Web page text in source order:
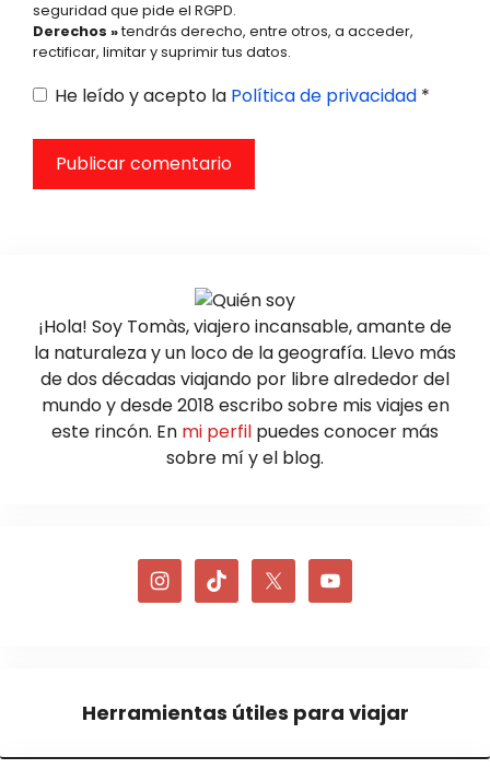
seguridad que pide el RGPD.
Derechos »tendrás derecho, entre otros, a acceder,
rectificar, limitar y suprimir tus datos.
He leído y acepto la Política de privacidad *
¡Hola! Soy Tomàs, viajero incansable, amante de
la naturaleza y un loco de la geografía. Llevo más
de dos décadas viajando por libre alrededor del
mundo y desde 2018 escribo sobre mis viajes en
este rincón. En mi perfil puedes conocer más
sobre mí y el blog.
Herramientas útiles para viajar